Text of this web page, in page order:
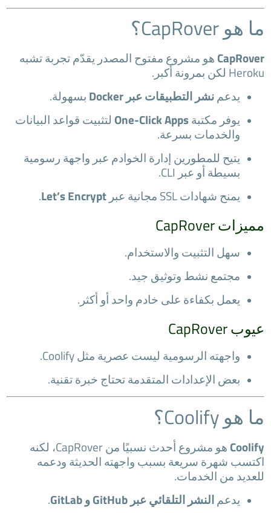
ما هو CapRover؟
CapRover هو مشروع مفتوح المصدر يقدّم تجربة تشبه
Heroku لكن بمرونة أكبر.
يدعمنشر التطبيقات عبر Docker
بسهولة.
يوفر مكتبةOne-Click Apps لتثبيت قواعد البيانات
والخدمات بسرعة.
يتيح للمطورين إدارة الخوادم عبر واجهة رسومية
بسيطة أو عبر CLI.
يمنح شهادات SSL مجانية عبر
Let’s Encrypt
.
مميزات CapRover
سهل التثبيت والاستخدام.
مجتمع نشط وتوثيق جيد.
يعمل بكفاءة على خادم واحد أو أكثر.
عيوب CapRover
واجهته الرسومية ليست عصرية مثل Coolify.
بعض الإعدادات المتقدمة تحتاج خبرة تقنية.
ما هو Coolify؟
Coolify
هو مشروع أحدث نسبيًا من CapRover، لكنه
اكتسب شهرة سريعة بسبب واجهته الحديثة ودعمه
للعديد من الخدمات.
يدعمالنشر التلقائي عبر GitHub و GitLab
.